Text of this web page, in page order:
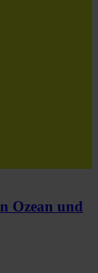
Ozean und